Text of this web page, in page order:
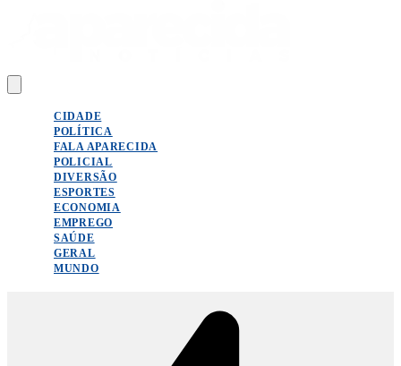
CIDADE
POLÍTICA
FALA APARECIDA
POLICIAL
DIVERSÃO
ESPORTES
ECONOMIA
EMPREGO
SAÚDE
GERAL
MUNDO